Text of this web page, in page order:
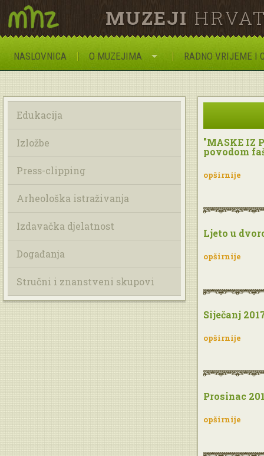
MUZEJI
NASLOVNICA O MUZEJIMA RADNO VRIJEME I
Edukacija
Izložbe
Press-clipping
Arheološka istraživanja
Izdavačka djelatnost
Događanja
Stručni i znanstveni skupovi
"MASKE IZ
povodom
opširnije
Ljeto u
opširnije
Siječanj
opširnije
Prosinac
opširnije